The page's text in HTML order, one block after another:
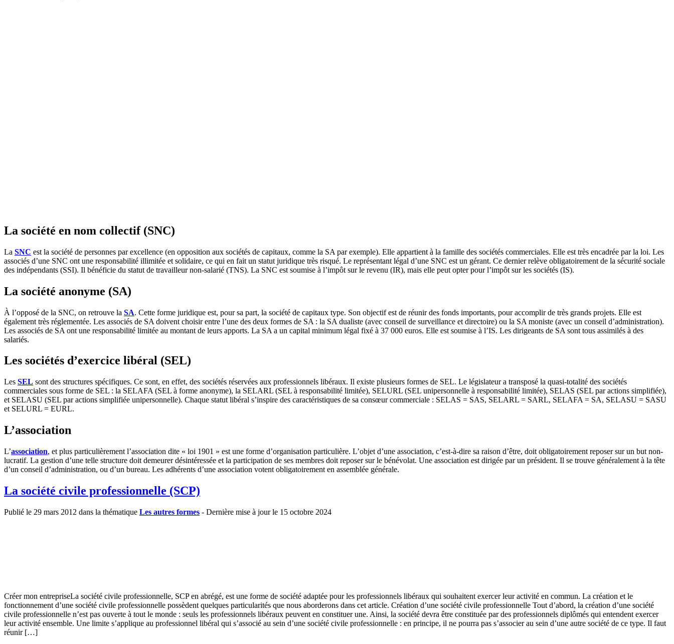
La société en nom collectif (SNC)
La SNC est la société de personnes par excellence (en opposition aux sociétés de capitaux, comme la SA par exemple). Elle appartient à la famille des sociétés commerciales. Elle est très encadrée par la loi. Les
associés d’une SNC ont une responsabilité illimitée et solidaire, ce qui en fait un statut juridique très risqué. Le représentant légal d’une SNC est un gérant. Ce dernier relève obligatoirement de la sécurité sociale
des indépendants (SSI). Il bénéficie du statut de travailleur non-salarié (TNS). La SNC est soumise à l’impôt sur le revenu (IR), mais elle peut opter pour l’impôt sur les sociétés (IS).
La société anonyme (SA)
À l’opposé de la SNC, on retrouve la SA. Cette forme juridique est, pour sa part, la société de capitaux type. Son objectif est de réunir des fonds importants, pour accomplir de très grands projets. Elle est
également très réglementée. Les associés de SA doivent choisir entre l’une des deux formes de SA : la SA dualiste (avec conseil de surveillance et directoire) ou la SA moniste (avec un conseil d’administration).
Les associés de SA ont une responsabilité limitée au montant de leurs apports. La SA a un capital minimum légal fixé à 37 000 euros. Elle est soumise à l’IS. Les dirigeants de SA sont tous assimilés à des
salariés.
Les sociétés d’exercice libéral (SEL)
Les SEL sont des structures spécifiques. Ce sont, en effet, des sociétés réservées aux professionnels libéraux. Il existe plusieurs formes de SEL. Le législateur a transposé la quasi-totalité des sociétés
commerciales sous forme de SEL : la SELAFA (SEL à forme anonyme), la SELARL (SEL à responsabilité limitée), SELURL (SEL unipersonnelle à responsabilité limitée), SELAS (SEL par actions simplifiée),
et SELASU (SEL par actions simplifiée unipersonnelle). Chaque statut libéral s’inspire des caractéristiques de sa consœur commerciale : SELAS = SAS, SELARL = SARL, SELAFA = SA, SELASU = SASU
et SELURL = EURL.
L’association
L’association, et plus particulièrement l’association dite « loi 1901 » est une forme d’organisation particulière. L’objet d’une association, c’est-à-dire sa raison d’être, doit obligatoirement reposer sur un but non-
lucratif. La gestion d’une telle structure doit demeurer désintéressée et la participation de ses membres doit reposer sur le bénévolat. Une association est dirigée par un président. Il se trouve généralement à la tête
d’un conseil d’administration, ou d’un bureau. Les adhérents d’une association votent obligatoirement en assemblée générale.
La société civile professionnelle (SCP)
Publié le 29 mars 2012 dans la thématique Les autres formes - Dernière mise à jour le 15 octobre 2024
Créer mon entrepriseLa société civile professionnelle, SCP en abrégé, est une forme de société adaptée pour les professionnels libéraux qui souhaitent exercer leur activité en commun. La création et le
fonctionnement d’une société civile professionnelle possèdent quelques particularités que nous aborderons dans cet article. Création d’une société civile professionnelle Tout d’abord, la création d’une société
civile professionnelle n’est pas ouverte à tout le monde : seuls les professionnels libéraux peuvent en constituer une. Ainsi, la société devra être constituée par des professionnels diplômés qui entendent exercer
leur activité ensemble. Une limite s’applique au professionnel libéral qui s’associé au sein d’une société civile professionnelle : en principe, il ne pourra pas s’associer au sein d’une autre société de ce type. Il faut
réunir […]